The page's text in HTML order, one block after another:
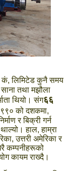
कं, लिमिटेड कुनै समय
तथा मझौला
थियो। संग६६
को दशकमा,
र बिक्री गर्न
हाल, हाम्रा
उत्तरी अमेरिका र
कम्पनीहरूको
कायम राख्दै।